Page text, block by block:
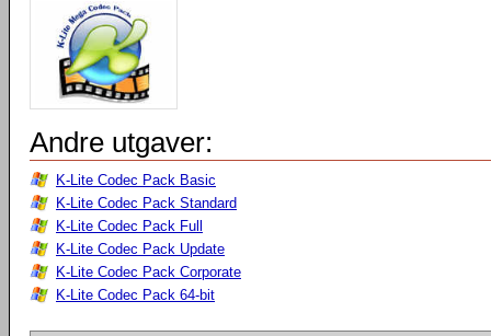
Andre utgaver:
K-Lite Codec Pack Basic
K-Lite Codec Pack Standard
K-Lite Codec Pack Full
K-Lite Codec Pack Update
K-Lite Codec Pack Corporate
K-Lite Codec Pack 64-bit